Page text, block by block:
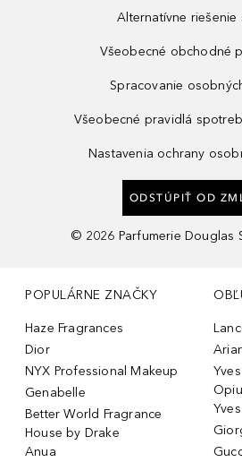
Alternatívne
Všeobecné obchodné
Spracovanie
Všeobecné pravidlá
Nastavenia ochrany
ODSTÚPIŤ OD
© 2026 Parfumerie Douglas
POPULÁRNE ZNAČKY
Haze Fragrances
Dior
NYX Professional Makeup
Genabelle
Better World Fragrance
House by Drake
Anua